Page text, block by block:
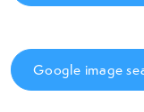
Google image